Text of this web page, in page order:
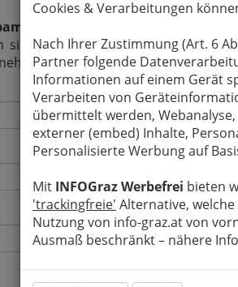
Cookies & Verarbeitungen
Nach Ihrer Zustimmung (Art. 6
Partner folgende
Informationen auf einem Gerät
Verarbeiten von
übermittelt werden,
externer (embed) Inhalte,
Personalisierte Werbung auf
Mit INFOGraz Werbefrei bieten
'trackingfreie' Alternative,
Nutzung von info-graz.at von
Ausmaß beschränkt – nähere
Mails zu bewahren
Formular. Ihre Nachricht
Edelsbrunner GmbH
Meine Nachricht